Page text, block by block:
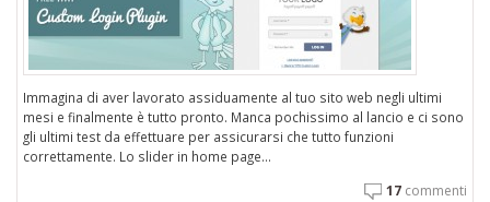
Immagina di aver lavorato assiduamente al tuo sito web negli ultimi
mesi e finalmente è tutto pronto. Manca pochissimo al lancio e ci sono
gli ultimi test da effettuare per assicurarsi che tutto funzioni
correttamente. Lo slider in home page...
17 commenti